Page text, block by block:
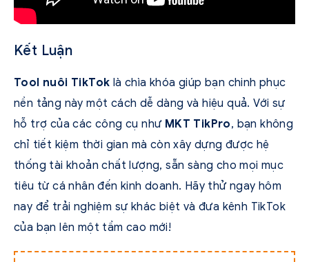
Kết Luận
Tool nuôi TikTok là chìa khóa giúp bạn chinh phục
nền tảng này một cách dễ dàng và hiệu quả. Với sự
hỗ trợ của các công cụ như MKT TikPro, bạn không
chỉ tiết kiệm thời gian mà còn xây dựng được hệ
thống tài khoản chất lượng, sẵn sàng cho mọi mục
tiêu từ cá nhân đến kinh doanh. Hãy thử ngay hôm
nay để trải nghiệm sự khác biệt và đưa kênh TikTok
của bạn lên một tầm cao mới!